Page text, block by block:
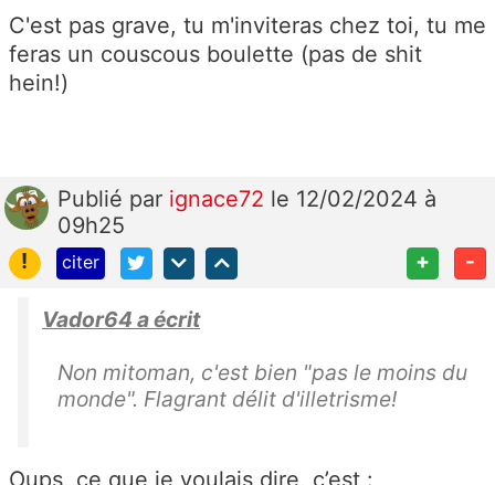
C'est pas grave, tu m'inviteras chez toi, tu me
feras un couscous boulette (pas de shit
hein!)
Publié par ignace72 le 12/02/2024 à
09h25
!
citer + -
Vador64 a écrit
Non mitoman, c'est bien "pas le moins du
monde". Flagrant délit d'illetrisme!